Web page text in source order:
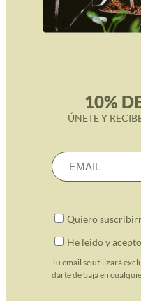
10%
ÚNETE Y
Quiero
He leido y
Tu email se utilizará
darte de baja en